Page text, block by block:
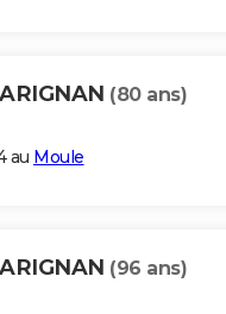
(80 ans)
au Moule
(96 ans)